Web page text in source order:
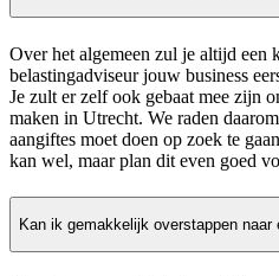
Over het algemeen zul je altijd een
belastingadviseur jouw business
Je zult er zelf ook gebaat mee zijn
maken in Utrecht. We raden
aangiftes moet doen op zoek te
kan wel, maar plan dit even goed
Kan ik gemakkelijk overstappen